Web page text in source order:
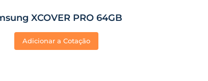
XCOVER PRO 64GB
Adicionar a Cotação